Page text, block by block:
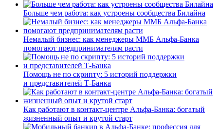
Больше чем работа: как устроены сообщества Билайна
Немалый бизнес: как менеджеры ММБ Альфа-Банка
помогают предпринимателям расти
Помощь не по скрипту: 5 историй поддержки
и представителей Т-Банка
Как работают в контакт-центре Альфа-Банка: богатый
жизненный опыт и крутой старт